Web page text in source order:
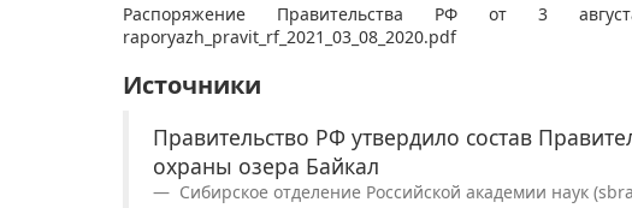
Распоряжение Правительства РФ от 3
raporyazh_pravit_rf_2021_03_08_2020.pdf
Источники
Правительство РФ утвердило состав
охраны озера Байкал
Сибирское отделение Российской академии наук